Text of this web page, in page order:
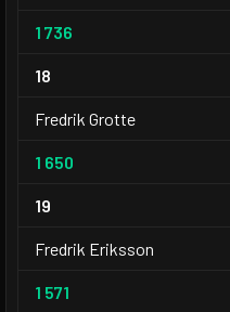
1 736
18
Fredrik Grotte
1 650
19
Fredrik Eriksson
1 571